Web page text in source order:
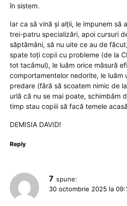
în sistem.
Iar ca să vină și alții, le impunem să
trei-patru specializări, apoi cursuri
săptămâni, să nu uite ce au de
spate toți copii cu probleme (de la
tot tacâmul), le luăm orice măsură
comportamentelor nedorite, le luăm
predare (fără să scoatem nimic de
urlă că nu se mai poate, schimbăm
timp stau copiii să facă temele
DEMISIA DAVID!
Reply
7 spune:
30 octombrie 2025 la